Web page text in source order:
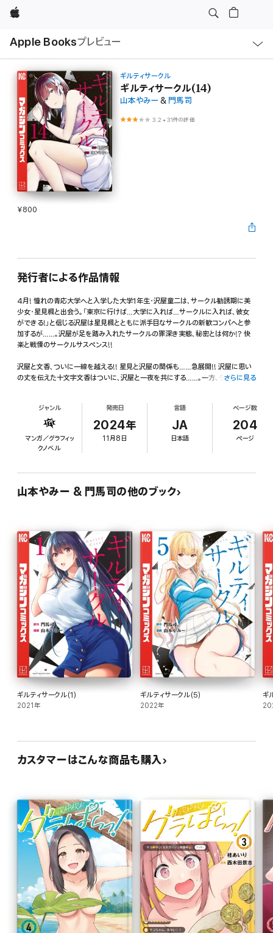
Apple
Apple Booksプレビュー
ル
ギルティサークル
ギルティサークル(14)
山本やみー & 門馬司
3.2 •31件の評価
¥800
発行者による作品情報
4月! 憧れの青応大学へと入学した大学1年生・沢屋童二は、サークル勧誘期に美
少女・星見楓と出会う。「東京に行けば…大学に入れば…サークルに入れば、彼女
ができる!」と信じる沢屋は星見楓とともに派手目なサークルの新歓コンパへと参
加するが……。沢屋が足を踏み入れたサークルの罪深き実態、秘密とは何か!? 快
楽と戦慄のサークルサスペンス!!
沢屋と文香、ついに一線を越える!! 星見と沢屋の関係も……急展開!! 沢屋に思い
の丈を伝えた十文字文香はついに、沢屋と一夜を共にする……。一方、ラウンジで
さらに見る
ジャンル
マンガ／グラフィッ
クノベル
発売日
2024年
11月8日
言語
JA
日本語
ページ数
204
ページ
山本やみー & 門馬司の他のブック
ギルティサークル(1)
2021年
ギルティサークル(5)
2022年
ギ
カスタマーはこんな商品も購入